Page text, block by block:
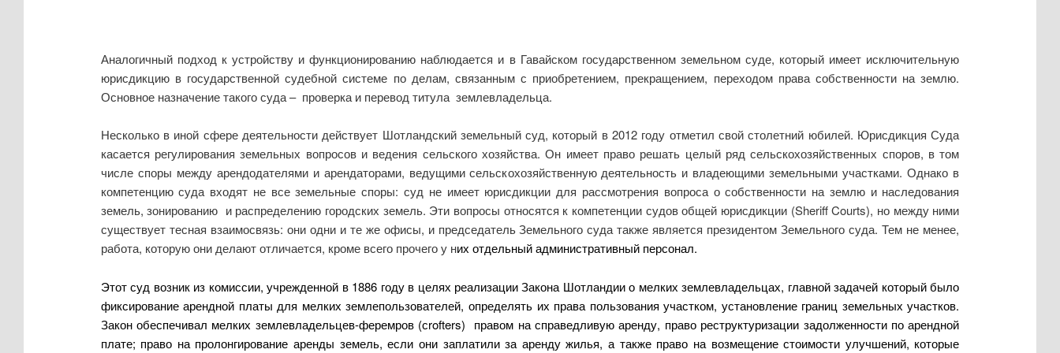
Аналогичный подход к устройству и функционированию наблюдается и в Гавайском государственном земельном суде, который имеет исключительную
юрисдикцию в государственной судебной системе по делам, связанным с приобретением, прекращением, переходом права собственности на землю.
Основное назначение такого суда – проверка и перевод титула землевладельца.
Несколько в иной сфере деятельности действует Шотландский земельный суд, который в 2012 году отметил свой столетний юбилей. Юрисдикция Суда
касается регулирования земельных вопросов и ведения сельского хозяйства. Он имеет право решать целый ряд сельскохозяйственных споров, в том
числе споры между арендодателями и арендаторами, ведущими сельскохозяйственную деятельность и владеющими земельными участками. Однако в
компетенцию суда входят не все земельные споры: суд не имеет юрисдикции для рассмотрения вопроса о собственности на землю и наследования
земель, зонированию и распределению городских земель. Эти вопросы относятся к компетенции судов общей юрисдикции (Sheriff Courts), но между ними
существует тесная взаимосвязь: они одни и те же офисы, и председатель Земельного суда также является президентом Земельного суда. Тем не менее,
работа, которую они делают отличается, кроме всего прочего у них отдельный административный персонал.
Этот суд возник из комиссии, учрежденной в 1886 году в целях реализации Закона Шотландии о мелких землевладельцах, главной задачей который было
фиксирование арендной платы для мелких землепользователей, определять их права пользования участком, установление границ земельных участков.
Закон обеспечивал мелких землевладельцев-феремров (сrofters) правом на справедливую аренду, право реструктуризации задолженности по арендной
плате; право на пролонгирование аренды земель, если они заплатили за аренду жилья, а также право на возмещение стоимости улучшений, которые